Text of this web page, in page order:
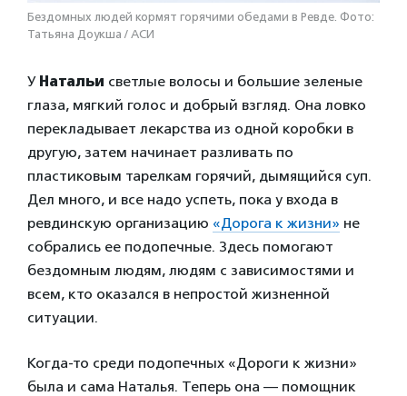
Бездомных людей кормят горячими обедами в Ревде. Фото:
Татьяна Доукша / АСИ
У Натальи светлые волосы и большие зеленые
глаза, мягкий голос и добрый взгляд. Она ловко
перекладывает лекарства из одной коробки в
другую, затем начинает разливать по
пластиковым тарелкам горячий, дымящийся суп.
Дел много, и все надо успеть, пока у входа в
ревдинскую организацию «Дорога к жизни» не
собрались ее подопечные. Здесь помогают
бездомным людям, людям с зависимостями и
всем, кто оказался в непростой жизненной
ситуации.
Когда-то среди подопечных «Дороги к жизни»
была и сама Наталья. Теперь она — помощник